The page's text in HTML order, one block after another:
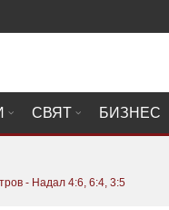
СВЯТ БИЗНЕС
- Надал 4:6, 6:4, 3:5